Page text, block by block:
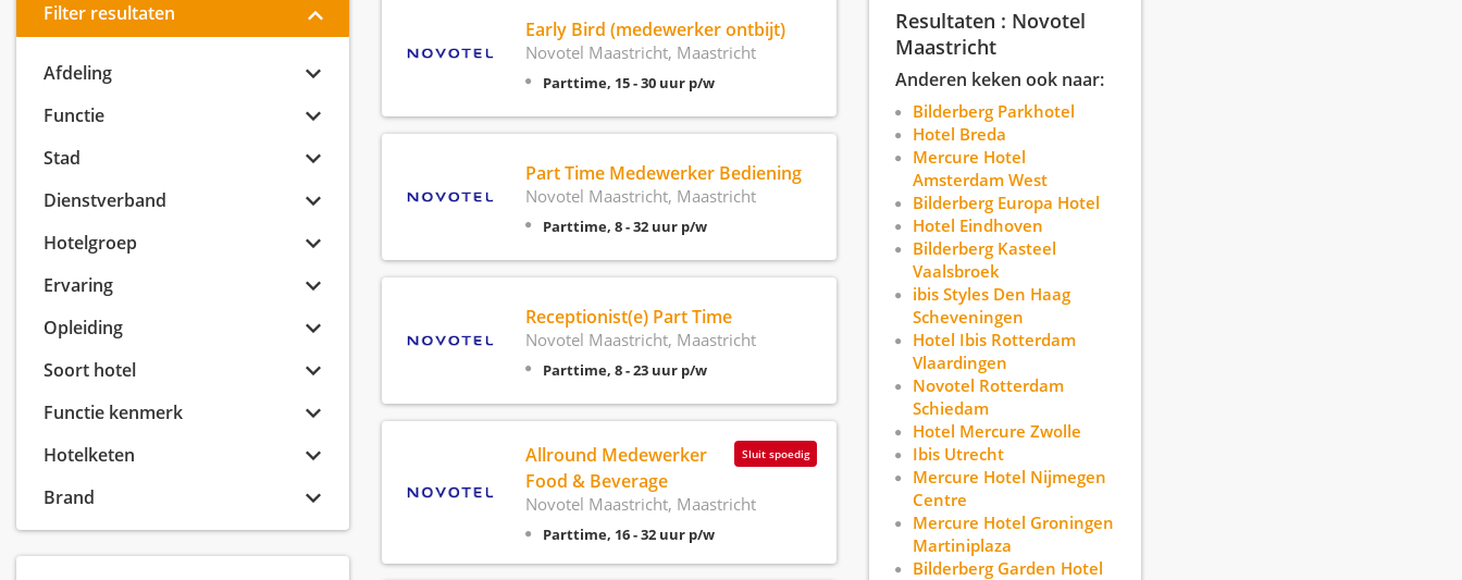
Filter resultaten
Afdeling
Functie
Stad
Dienstverband
Hotelgroep
Ervaring
Opleiding
Soort hotel
Functie kenmerk
Hotelketen
Brand
Early Bird (medewerker ontbijt)
Novotel Maastricht, Maastricht
Parttime, 15 - 30 uur p/w
Part Time Medewerker Bediening
Novotel Maastricht, Maastricht
Parttime, 8 - 32 uur p/w
Receptionist(e) Part Time
Novotel Maastricht, Maastricht
Parttime, 8 - 23 uur p/w
Sluit spoedig
Allround Medewerker
Food & Beverage
Novotel Maastricht, Maastricht
Parttime, 16 - 32 uur p/w
Resultaten : Novotel
Maastricht
Anderen keken ook naar:
Bilderberg Parkhotel
Hotel Breda
Mercure Hotel
Amsterdam West
Bilderberg Europa Hotel
Hotel Eindhoven
Bilderberg Kasteel
Vaalsbroek
ibis Styles Den Haag
Scheveningen
Hotel Ibis Rotterdam
Vlaardingen
Novotel Rotterdam
Schiedam
Hotel Mercure Zwolle
Ibis Utrecht
Mercure Hotel Nijmegen
Centre
Mercure Hotel Groningen
Martiniplaza
Bilderberg Garden Hotel